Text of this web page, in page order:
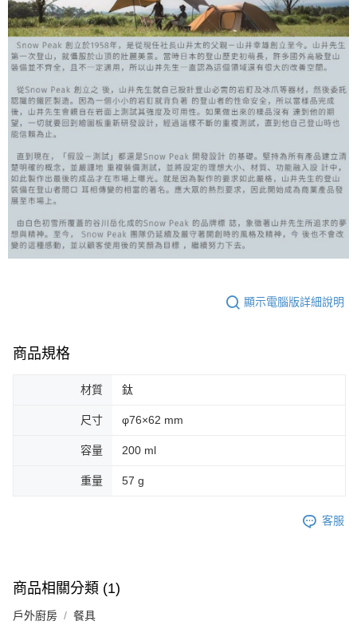
顯示電腦版詳細說明
商品規格
材質 鈦
尺寸 φ76×62 mm
容量 200 ml
重量 57 g
客服
商品相關分類 (1)
戶外廚房 餐具